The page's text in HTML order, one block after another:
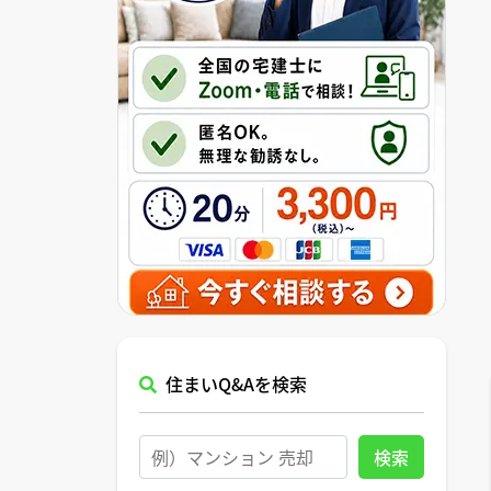
住まいQ&Aを検索